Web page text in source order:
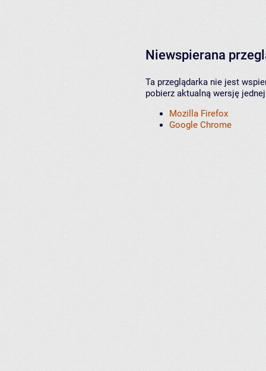
Niewspierana
Ta przeglądarka nie jest
pobierz aktualną wersję
Mozilla Firefox
Google Chrome